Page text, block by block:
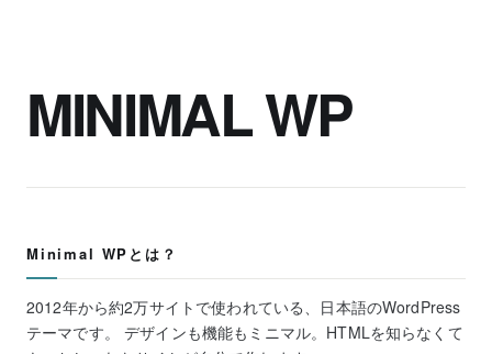
MINIMAL WP
Minimal WPとは？
2012年から約2万サイトで使われている、日本語のWordPress
テーマです。 デザインも機能もミニマル。HTMLを知らなくて